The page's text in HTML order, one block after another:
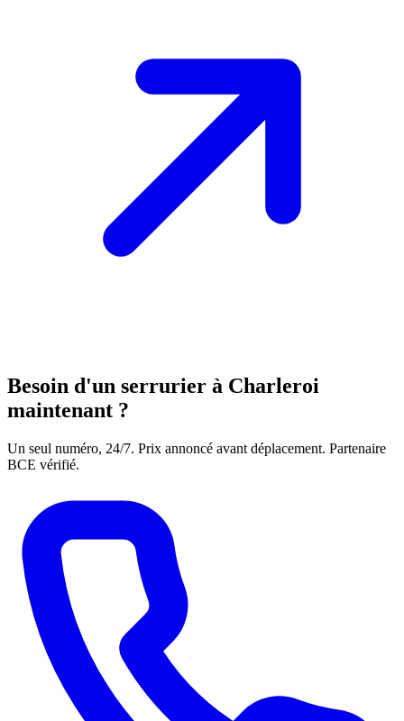
Besoin d'un serrurier à Charleroi
maintenant ?
Un seul numéro, 24/7. Prix annoncé avant déplacement. Partenaire
BCE vérifié.